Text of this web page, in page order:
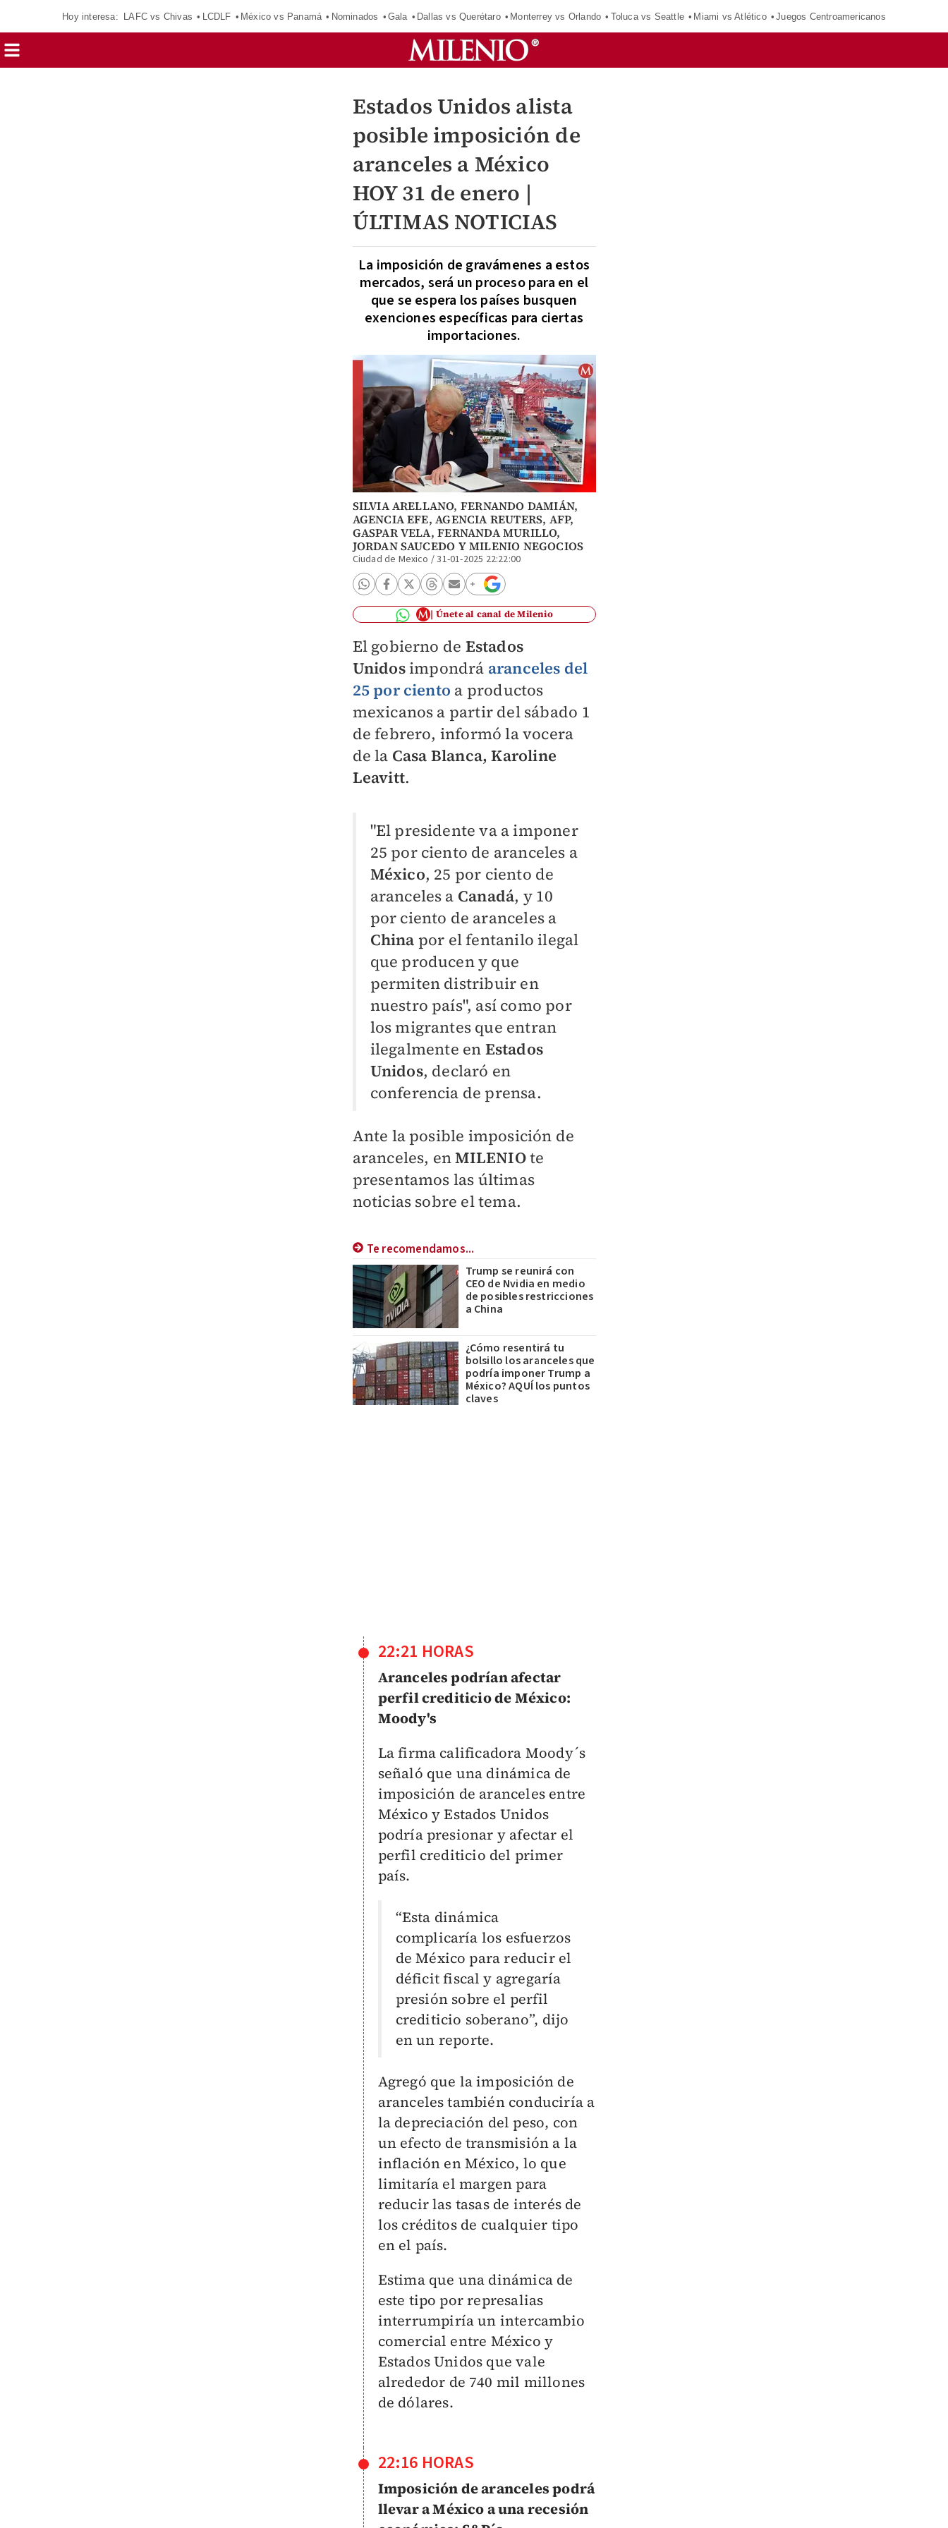
Hoy interesa: LAFC vs Chivas LCDLF México vs Panamá Nominados Gala Dallas vs Querétaro Monterrey vs Orlando Toluca vs Seattle Miami vs Atlético Juegos Centroamericanos
Estados Unidos alista
posible imposición de
aranceles a México
HOY 31 de enero |
ÚLTIMAS NOTICIAS
La imposición de gravámenes a estos
mercados, será un proceso para en el
que se espera los países busquen
exenciones específicas para ciertas
importaciones.
SILVIA ARELLANO, FERNANDO DAMIÁN,
AGENCIA EFE,AGENCIA REUTERS, AFP,
GASPAR VELA,FERNANDA MURILLO,
JORDAN SAUCEDO Y MILENIO NEGOCIOS
Ciudad de Mexico /31-01-2025 22:22:00
Únete al canal de Milenio
El gobierno de Estados
Unidosimpondrá aranceles del
25 por ciento a productos
mexicanos a partir del sábado 1
de febrero, informó la vocera
de la Casa Blanca,Karoline
Leavitt.
"El presidente va a imponer
25 por ciento de aranceles a
México, 25 por ciento de
aranceles a Canadá, y 10
por ciento de aranceles a
China por el fentanilo ilegal
que producen y que
permiten distribuir en
nuestro país", así como por
los migrantes que entran
ilegalmente en Estados
Unidos, declaró en
conferencia de prensa.
Ante la posible imposición de
aranceles, enMILENIOte
presentamos las últimas
noticias sobre el tema.
Te recomendamos...
Trump se reunirá con
CEO de Nvidia en medio
de posibles restricciones
a China
¿Cómo resentirá tu
bolsillo los aranceles que
podría imponer Trump a
México? AQUÍ los puntos
claves
22:21 HORAS
Aranceles podrían afectar
perfil crediticio de México:
Moody's
La firma calificadora Moody´s
señaló que una dinámica de
imposición de aranceles entre
México y Estados Unidos
podría presionar y afectar el
perfil crediticio del primer
país.
“Esta dinámica
complicaría los esfuerzos
de México para reducir el
déficit fiscal y agregaría
presión sobre el perfil
crediticio soberano”, dijo
en un reporte.
Agregó que la imposición de
aranceles también conduciría a
la depreciación del peso, con
un efecto de transmisión a la
inflación en México, lo que
limitaría el margen para
reducir las tasas de interés de
los créditos de cualquier tipo
en el país.
Estima que una dinámica de
este tipo por represalias
interrumpiría un intercambio
comercial entre México y
Estados Unidos que vale
alrededor de 740 mil millones
de dólares.
22:16 HORAS
Imposición de aranceles podrá
llevar a México a una recesión